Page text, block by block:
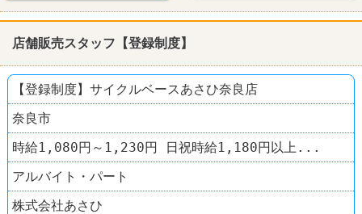
店舗販売スタッフ【登録制度】
【登録制度】サイクルベースあさひ奈良店
奈良市
時給1,080円～1,230円 日祝時給1,180円以上...
アルバイト・パート
株式会社あさひ